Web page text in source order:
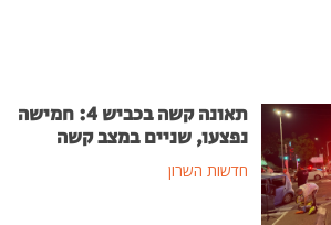
תאונה קשה בכביש 4: חמישה
נפצעו, שניים במצב קשה
חדשות השרון